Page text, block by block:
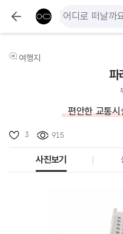
여행지
파
편안한 교통
3 915
사진보기